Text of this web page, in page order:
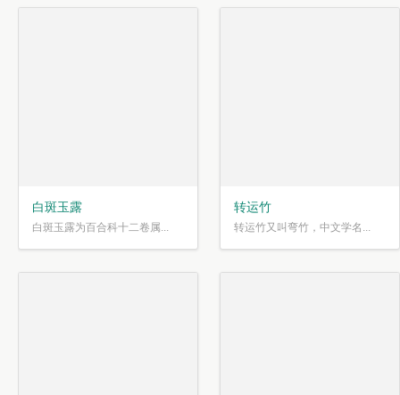
白斑玉露
白斑玉露为百合科十二卷属...
转运竹
转运竹又叫弯竹，中文学名...